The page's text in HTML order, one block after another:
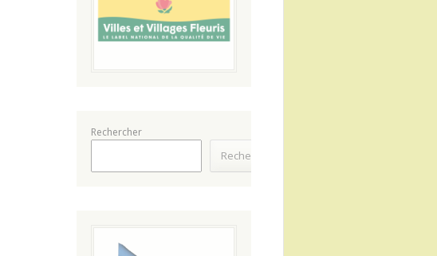
Rechercher
Rechercher